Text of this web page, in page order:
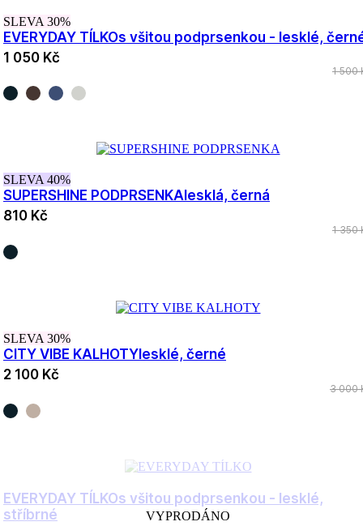
SLEVA 30%
EVERYDAY TÍLKOs všitou podprsenkou - lesklé,
1 050 Kč
1 500
SLEVA 40%
SUPERSHINE PODPRSENKA lesklá, černá
810 Kč
1 350
SLEVA 30%
CITY VIBE KALHOTY lesklé, černé
2 100 Kč
3 000
EVERYDAY TÍLKOs všitou podprsenkou - lesklé,
stříbrné
VYPRODÁNO